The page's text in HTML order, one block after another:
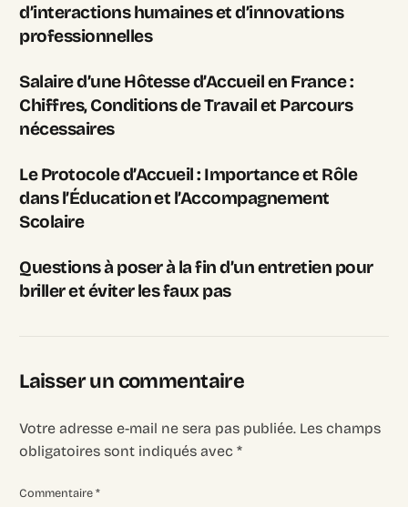
d’interactions humaines et d’innovations
professionnelles
Salaire d’une Hôtesse d’Accueil en France :
Chiffres, Conditions de Travail et Parcours
nécessaires
Le Protocole d’Accueil : Importance et Rôle
dans l’Éducation et l’Accompagnement
Scolaire
Questions à poser à la fin d’un entretien pour
briller et éviter les faux pas
Laisser un commentaire
Votre adresse e-mail ne sera pas publiée. Les champs
obligatoires sont indiqués avec*
Commentaire*